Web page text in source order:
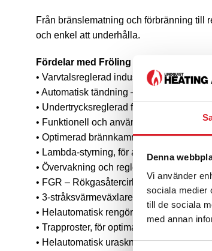
Denna
Vi använder
sociala medier
till de sociala
med annan
Från bränslematning och förbränning till
och enkel att underhålla.
Fördelar med Fröling T4e flispanna:
• Varvtalsreglerad industriell rökgasfläkt,
• Automatisk tändning – Industriell
• Undertrycksreglerad förbränning
• Funktionell och användarvänlig
• Optimerad brännkammare av
• Lambda-styrning, för absolut högsta
• Övervakning och reglering av
• FGR – Rökgasåtercirkulering för
• 3-stråksvärmeväxlare med stående
• Helautomatisk rengöring av
• Trapproster, för optimal förbränning
• Helautomatisk uraskning av pannans